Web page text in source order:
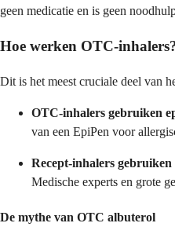
geen medicatie en is geen
Hoe werken OTC-
Dit is het meest cruciale deel van
OTC-inhalers gebruiken
van een EpiPen voor
Recept-inhalers
Medische experts en grote
De mythe van OTC albuterol